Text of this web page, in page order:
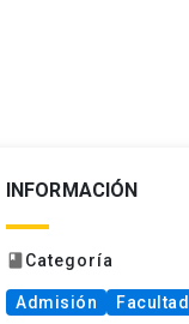
INFORMACIÓN
book Categoría
Admisión Facultad